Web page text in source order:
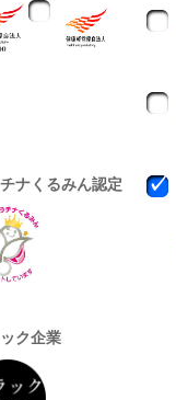
ナくるみん認定
ク企業